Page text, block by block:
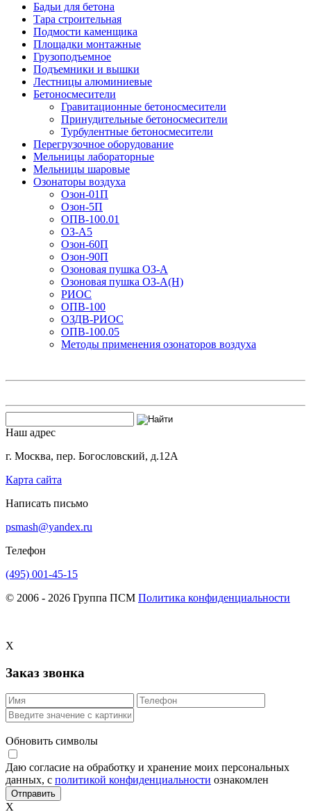
Бадьи для бетона
Тара строительная
Подмости каменщика
Площадки монтажные
Грузоподъемное
Подъемники и вышки
Лестницы алюминиевые
Бетоносмесители
Гравитационные бетоносмесители
Принудительные бетоносмесители
Турбулентные бетоносмесители
Перегрузочное оборудование
Мельницы лабораторные
Мельницы шаровые
Озонаторы воздуха
Озон-01П
Озон-5П
ОПВ-100.01
ОЗ-А5
Озон-60П
Озон-90П
Озоновая пушка ОЗ-А
Озоновая пушка ОЗ-А(Н)
РИОС
ОПВ-100
ОЗДВ-РИОС
ОПВ-100.05
Методы применения озонаторов воздуха
Наш адрес
г. Москва, пер. Богословский, д.12А
Карта сайта
Написать письмо
psmash@yandex.ru
Телефон
(495) 001-45-15
© 2006 - 2026 Группа ПСМ Политика конфиденциальности
X
Заказ звонка
Обновить символы
Даю согласие на обработку и хранение моих персональных
данных, с политикой конфиденциальности ознакомлен
X